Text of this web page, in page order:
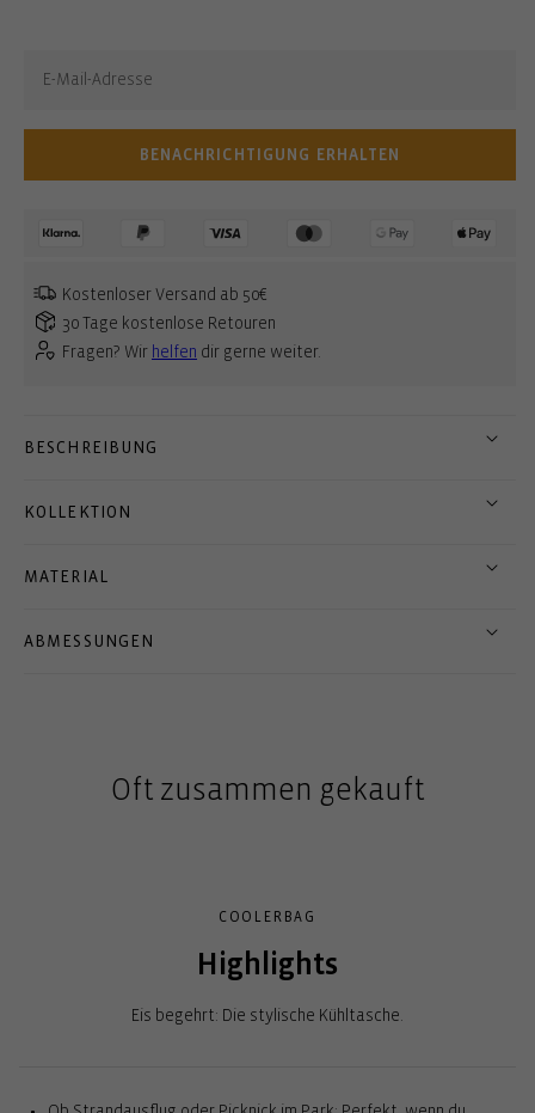
BENACHRICHTIGUNG ERHALTEN
Kostenloser Versand ab 50€
30 Tage kostenlose Retouren
Fragen? Wir helfen dir gerne weiter.
BESCHREIBUNG
KOLLEKTION
MATERIAL
ABMESSUNGEN
Oft zusammen gekauft
COOLERBAG
Highlights
Eis begehrt: Die stylische Kühltasche.